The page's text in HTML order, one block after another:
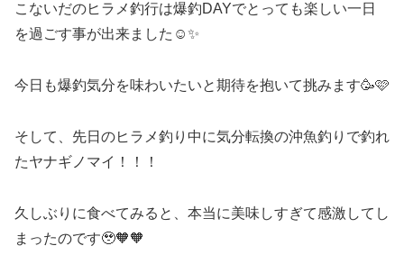
こないだのヒラメ釣行は爆釣DAYでとっても楽しい一日
を過ごす事が出来ました☺️✨
今日も爆釣気分を味わいたいと期待を抱いて挑みます🥳🩷
そして、先日のヒラメ釣り中に気分転換の沖魚釣りで釣れ
たヤナギノマイ！！！
久しぶりに食べてみると、本当に美味しすぎて感激してし
まったのです🥹🧡🧡